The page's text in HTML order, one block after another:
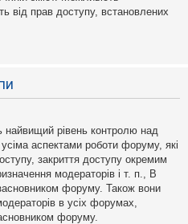
від прав доступу, встановлених
найвищий рівень контролю над
аспектами роботи форуму, які
закриття доступу окремим
модераторів і т. п., В
форуму. Також вони
в усіх форумах,
форуму.